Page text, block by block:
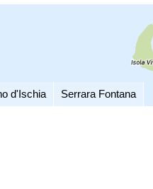
d'Ischia Serrara Fontana